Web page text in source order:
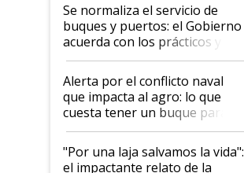
Se normaliza el servicio de
buques y puertos: el Gobierno
acuerda con los prácticos y
suspende el decreto de
desregulación
Alerta por el conflicto naval
que impacta al agro: lo que
cuesta tener un buque parado
y el peligro de que Argentina
pase a ser "país sucio"
"Por una laja salvamos la vida":
el impactante relato de la